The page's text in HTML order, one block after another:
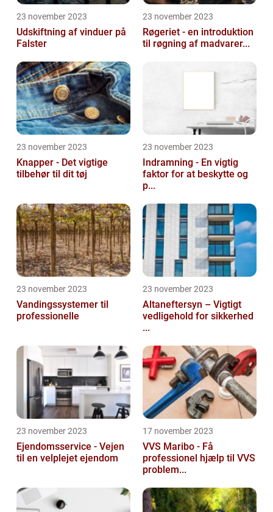
23 november 2023
Udskiftning af vinduer på
Falster
23 november 2023
Røgeriet - en introduktion
til røgning af madvarer...
23 november 2023
Knapper - Det vigtige
tilbehør til dit tøj
23 november 2023
Indramning - En vigtig
faktor for at beskytte og
p...
23 november 2023
Vandingssystemer til
professionelle
23 november 2023
Altaneftersyn – Vigtigt
vedligehold for sikkerhed
...
23 november 2023
Ejendomsservice - Vejen
til en velplejet ejendom
17 november 2023
VVS Maribo - Få
professionel hjælp til VVS
problem...